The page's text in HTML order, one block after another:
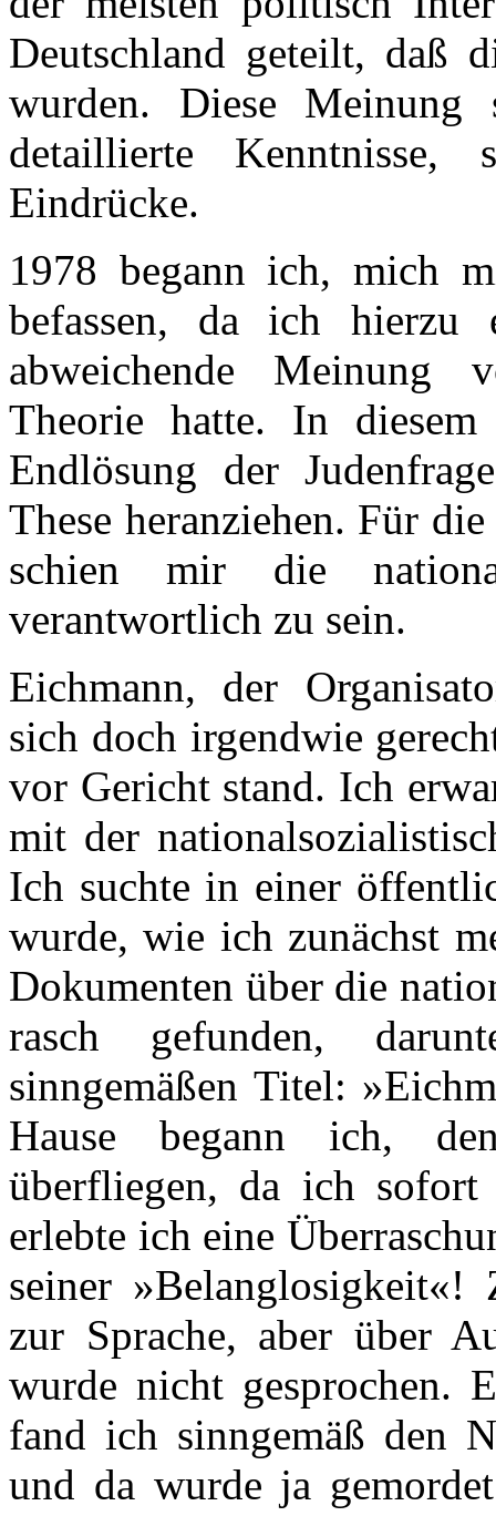
Deutschland geteilt, daß
wurden. Diese
detaillierte Kenntnisse,
Eindrücke.
1978 begann ich, mich
befassen, da ich hierzu
abweichende Meinung
Theorie hatte. In
Endlösung der
These heranziehen. Für
schien mir die
verantwortlich zu sein.
Eichmann, der
sich doch irgendwie
vor Gericht stand. Ich
mit der
Ich suchte in einer
wurde, wie ich zunächst
Dokumenten über die
rasch gefunden,
sinngemäßen Titel:
Hause begann ich,
überfliegen, da ich
erlebte ich eine
seiner »Belanglosigkeit«!
zur Sprache, aber über
wurde nicht gesprochen.
fand ich sinngemäß den
und da wurde ja